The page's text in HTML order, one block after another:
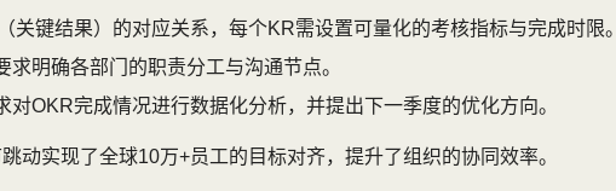
关键结果）的对应关系，每个KR需设置可量化的考核指标与完成时限。
明确各部门的职责分工与沟通节点。
对OKR完成情况进行数据化分析，并提出下一季度的优化方向。
动实现了全球10万+员工的目标对齐，提升了组织的协同效率。